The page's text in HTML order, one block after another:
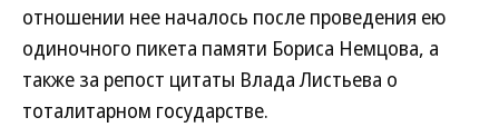
отношении нее началось после проведения ею
одиночного пикета памяти Бориса Немцова, а
также за репост цитаты Влада Листьева о
тоталитарном государстве.